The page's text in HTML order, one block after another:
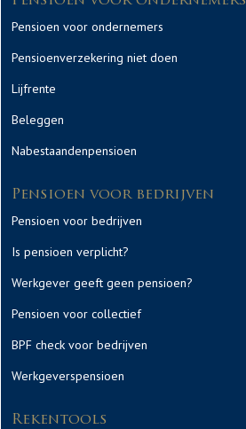
Pensioen voor ondernemers
Pensioenverzekering niet doen
Lijfrente
Beleggen
Nabestaandenpensioen
Pensioen voor bedrijven
Pensioen voor bedrijven
Is pensioen verplicht?
Werkgever geeft geen pensioen?
Pensioen voor collectief
BPF check voor bedrijven
Werkgeverspensioen
Rekentools